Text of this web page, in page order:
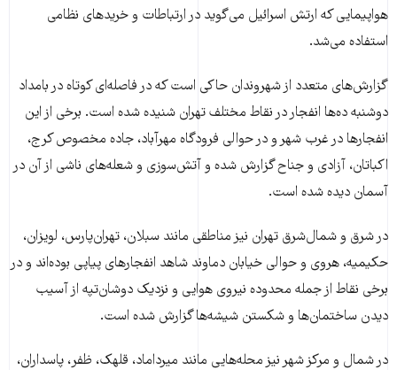
هواپیمایی که ارتش اسرائیل می‌گوید در ارتباطات و خریدهای نظامی
استفاده می‌شد.
گزارش‌های متعدد از شهروندان حاکی است که در فاصله‌ای کوتاه در بامداد
دوشنبه ده‌ها انفجار در نقاط مختلف تهران شنیده شده است. برخی از این
انفجارها در غرب شهر و در حوالی فرودگاه مهرآباد، جاده مخصوص کرج،
اکباتان، آزادی و جناح گزارش شده و آتش‌سوزی و شعله‌های ناشی از آن در
آسمان دیده شده است.
در شرق و شمال‌شرق تهران نیز مناطقی مانند سبلان، تهران‌پارس، لویزان،
حکیمیه، هروی و حوالی خیابان دماوند شاهد انفجارهای پیاپی بوده‌اند و در
برخی نقاط از جمله محدوده نیروی هوایی و نزدیک دوشان‌تپه از آسیب
دیدن ساختمان‌ها و شکستن شیشه‌ها گزارش شده است.
در شمال و مرکز شهر نیز محله‌هایی مانند میرداماد، قلهک، ظفر، پاسداران،